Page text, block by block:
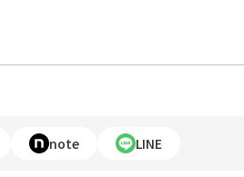
note LINE